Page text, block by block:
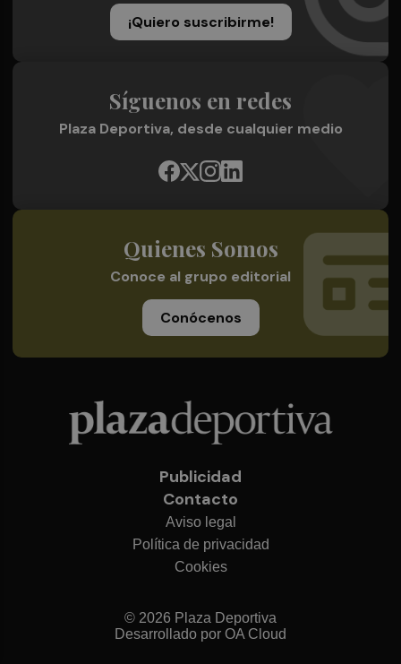
¡Quiero suscribirme!
Síguenos en redes
Plaza Deportiva, desde cualquier medio
Quienes Somos
Conoce al grupo editorial
Conócenos
Publicidad
Contacto
Aviso legal
Política de privacidad
Cookies
© 2026 Plaza Deportiva
Desarrollado por OA Cloud